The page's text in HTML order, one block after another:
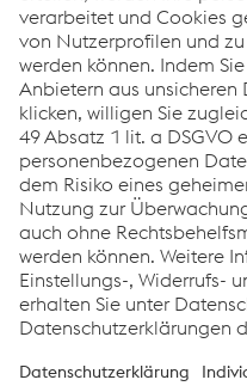
Die Pressemitteilungen
sind hier für Sie abrufbar:
Mehr lesen
Links
Standorte
Produkte
Kontakt
Information für Suppliers
Datenschutz